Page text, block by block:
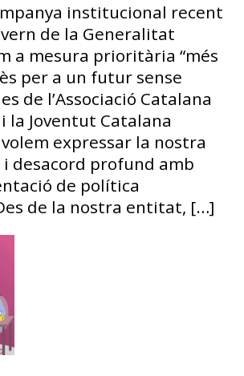
institucional recent
de la Generalitat
a mesura prioritària “més
per a un futur sense
de l’Associació Catalana
la Joventut Catalana
expressar la nostra
desacord profund amb
de política
de la nostra entitat, […]